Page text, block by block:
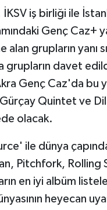
iş birliği ile
Genç Caz+
alan grupların yanı
grupların davet
Genç Caz'da bu
Quintet ve
olacak.
ile dünya
Pitchfork, Rolling
en iyi albüm
heyecan